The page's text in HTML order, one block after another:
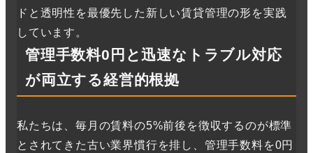
ドと透明性を最優先した新しい賃貸管理の形を実践
しています。
管理手数料0円と迅速なトラブル対応
が両立する経営的根拠
私たちは、毎月の賃料の5%前後を徴収するのが標準
とされてきた古い業界慣行を排し、管理手数料を0円